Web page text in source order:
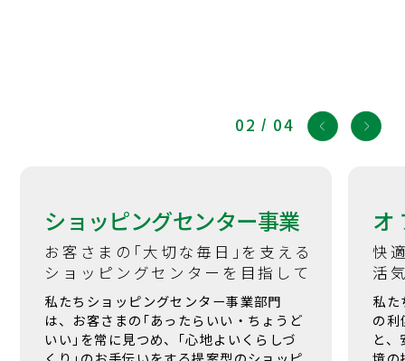
02 / 04
ショッピングセンター事業
お客さまの｢大切な毎日｣を支える
ショッピングセンターを目指して
私たちショッピングセンター事業部門
は、お客さまの｢あったらいい・ちょうど
いい｣を常に見つめ、｢心地よいくらしづ
快
活
私た
の利
と